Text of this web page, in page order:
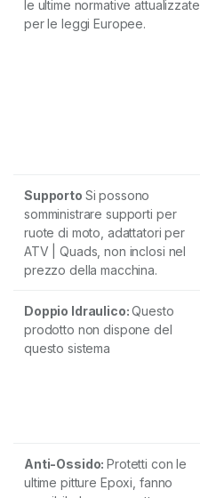
le ultime normative attualizzate
per le leggi Europee.
Supporto Si possono
somministrare supporti per
ruote di moto, adattatori per
ATV | Quads, non inclosi nel
prezzo della macchina.
Doppio Idraulico:Questo
prodotto non dispone del
questo sistema
Anti-Ossido:Protetti con le
ultime pitture Epoxi, fanno